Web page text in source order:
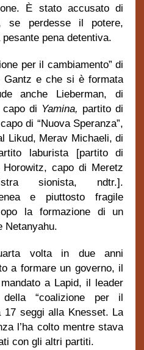
È stato accusato di
se perdesse il potere,
pena detentiva.
per il cambiamento” di
Gantz e che si è formata
anche Lieberman, di
di Yamina, partito di
di “Nuova Speranza”,
Likud, Merav Michaeli, di
laburista [partito di
capo di Meretz
sionista, ndtr.].
e piuttosto fragile
la formazione di un
Netanyahu.
volta in due anni
a formare un governo, il
a Lapid, il leader
“coalizione per il
17 seggi alla Knesset. La
l’ha colto mentre stava
con gli altri partiti.